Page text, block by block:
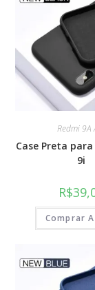
Redmi 9A
Case Preta
9i
R$
Comprar